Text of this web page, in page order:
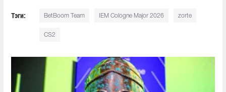
Тэги: BetBoom Team IEM Cologne Major 2026 zorte
CS2